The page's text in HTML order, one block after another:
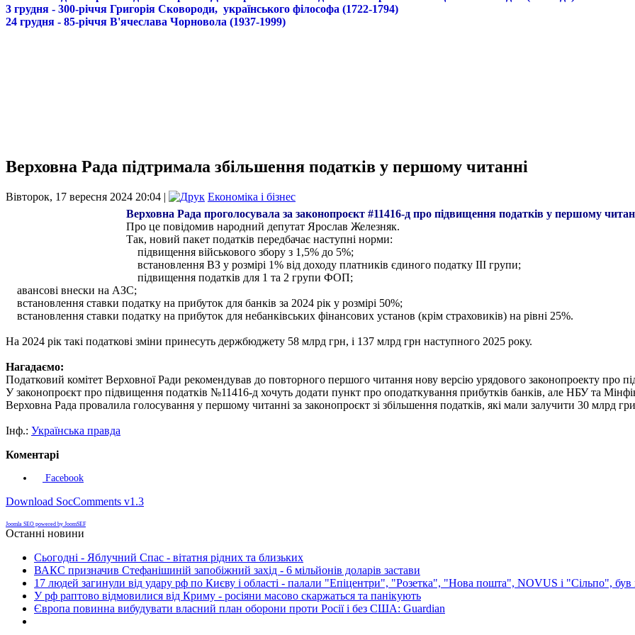
3 грудня - 300-річчя Григорія Сковороди, українського філософа (1722-1794)
24 грудня - 85-річчя В'ячеслава Чорновола (1937-1999)
Верховна Рада підтримала збільшення податків у першому читанні
Вівторок, 17 вересня 2024 20:04 |
Економіка і бізнес
Верховна Рада проголосувала за законопроєкт #11416-д про підвищення податків у першому
Про це повідомив народний депутат Ярослав Железняк.
Так, новий пакет податків передбачає наступні норми:
підвищення військового збору з 1,5% до 5%;
встановлення ВЗ у розмірі 1% від доходу платників єдиного податку ІІІ групи;
підвищення податків для 1 та 2 групи ФОП;
авансові внески на АЗС;
встановлення ставки податку на прибуток для банків за 2024 рік у розмірі 50%;
встановлення ставки податку на прибуток для небанківських фінансових установ (крім страховиків) на рівні 25%.
На 2024 рік такі податкові зміни принесуть держбюджету 58 млрд грн, і 137 млрд грн наступного 2025 року.
Нагадаємо:
Податковий комітет Верховної Ради рекомендував до повторного першого читання нову версію урядового законопроекту про
У законопроєкт про підвищення податків №11416-д хочуть додати пункт про оподаткування прибутків банків, але НБУ та
Верховна Рада провалила голосування у першому читанні за законопроєкт зі збільшення податків, які мали залучити 30 млрд
Інф.: Українська правда
Коментарі
Facebook
Download SocComments v1.3
Joomla SEO powered by JoomSEF
Останні новини
Сьогодні - Яблучний Спас - вітатня рідних та близьких
ВАКС призначив Стефанішиній запобіжний захід - 6 мільйонів доларів застави
17 людей загинули від удару рф по Києву і області - палали "Епіцентри", "Розетка", "Нова пошта", NOVUS і "Сільпо", був
У рф раптово відмовилися від Криму - росіяни масово скаржаться та панікують
Європа повинна вибудувати власний план оборони проти Росії і без США: Guardian